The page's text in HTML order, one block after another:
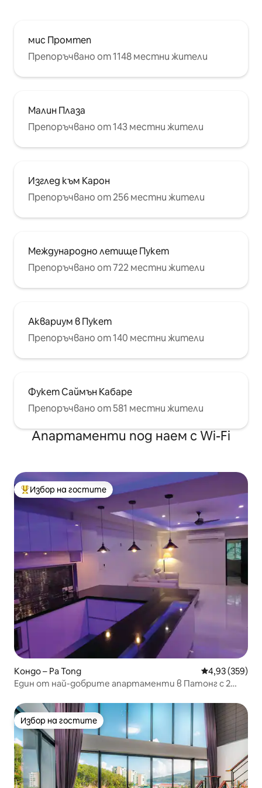
мис Промтеп
Препоръчвано от 1148 местни жители
Малин Плаза
Препоръчвано от 143 местни жители
Изглед към Карон
Препоръчвано от 256 местни жители
Международно летище Пукет
Препоръчвано от 722 местни жители
Аквариум в Пукет
Препоръчвано от 140 местни жители
Фукет Саймън Кабаре
Препоръчвано от 581 местни жители
Апартаменти под наем с Wi-Fi
Най-популярен избор на гостите
Избор на гостите
Кондо – Pa Tong Средна
4,93 (359)
Един от най-добрите апартаменти в Патонг с 2
Избор на гостите
Избор на гостите